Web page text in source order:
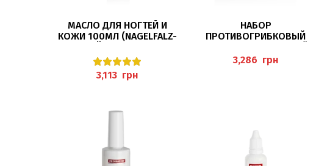
В КОРЗИНУ
МАСЛО ДЛЯ НОГТЕЙ И
КОЖИ 100МЛ (NAGELFALZ-
грн
В КОРЗИНУ
НАБОР
ПРОТИВОГРИБКОВЫЙ
100 ДНЕЙ
ТЕРАПЕВТИЧЕСКОГО УХОДА
грн